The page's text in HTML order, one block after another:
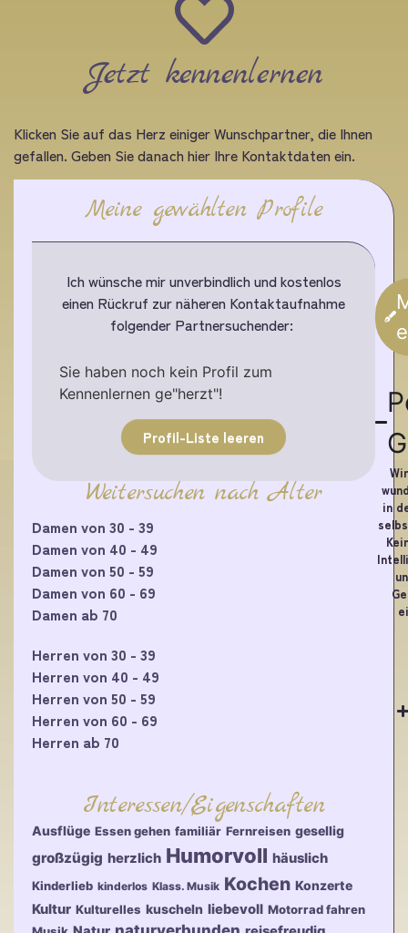
Jetzt kennenlernen
Klicken Sie auf das Herz einiger Wunschpartner, die Ihnen
gefallen. Geben Sie danach hier Ihre Kontaktdaten ein.
Meine gewählten Profile
Ich wünsche mir unverbindlich und kostenlos
einen Rückruf zur näheren Kontaktaufnahme
folgender Partnersuchender:
Sie haben noch kein Profil zum
Kennenlernen ge"herzt"!
Profil-Liste leeren
Weitersuchen nach Alter
Damen von 30 - 39
Damen von 40 - 49
Damen von 50 - 59
Damen von 60 - 69
Damen ab 70
Herren von 30 - 39
Herren von 40 - 49
Herren von 50 - 59
Herren von 60 - 69
Herren ab 70
Interessen/Eigenschaften
Ausflüge Essen gehen familiär Fernreisen gesellig
großzügig herzlich Humorvoll häuslich
Kinderlieb kinderlos Klass. Musik Kochen Konzerte
Kultur Kulturelles kuscheln liebevoll Motorrad fahren
in